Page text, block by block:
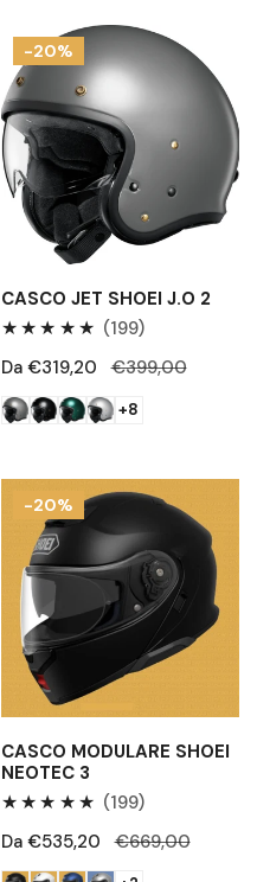
Casco
Jet
Shoei
J.O
2
-20%
CASCO JET SHOEI J.O 2
(199)199
Recensioni
totali
Prezzo
di
vendita
Da €319,20
Prezzo
regolare
€399,00
+8
modulare
Shoei
Neotec
-20%
CASCO MODULARE SHOEI
NEOTEC 3
(199)199
Recensioni
Prezzo
di
Da €535,20
Prezzo
regolare
€669,00